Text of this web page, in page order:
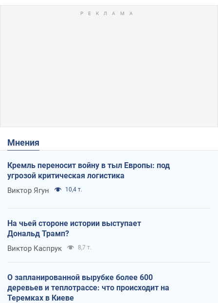
Мнения
Кремль переносит войну в тыл Европы: под
угрозой критическая логистика
Виктор Ягун 10,4 т.
На чьей стороне истории выступает
Дональд Трамп?
Виктор Каспрук 8,7 т.
О запланированной вырубке более 600
деревьев и теплотрассе: что происходит на
Теремках в Киеве